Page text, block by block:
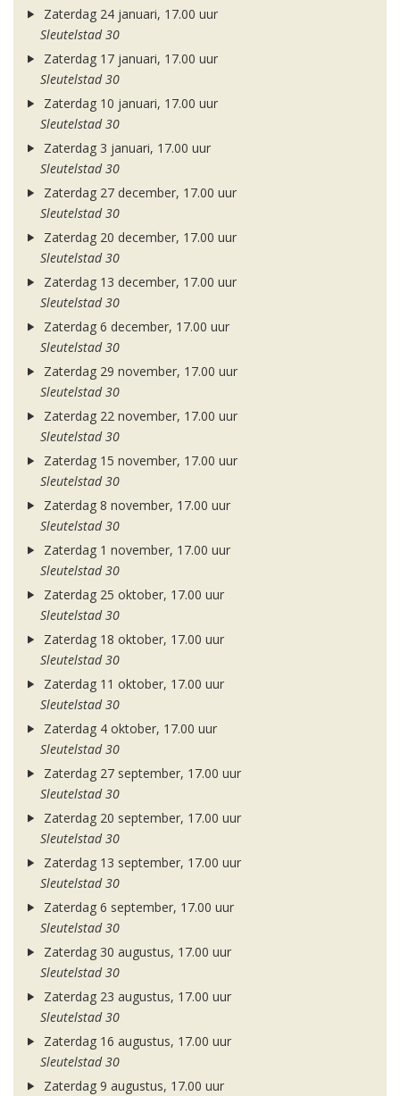
Zaterdag 24 januari, 17.00 uur
Sleutelstad 30
Zaterdag 17 januari, 17.00 uur
Sleutelstad 30
Zaterdag 10 januari, 17.00 uur
Sleutelstad 30
Zaterdag 3 januari, 17.00 uur
Sleutelstad 30
Zaterdag 27 december, 17.00 uur
Sleutelstad 30
Zaterdag 20 december, 17.00 uur
Sleutelstad 30
Zaterdag 13 december, 17.00 uur
Sleutelstad 30
Zaterdag 6 december, 17.00 uur
Sleutelstad 30
Zaterdag 29 november, 17.00 uur
Sleutelstad 30
Zaterdag 22 november, 17.00 uur
Sleutelstad 30
Zaterdag 15 november, 17.00 uur
Sleutelstad 30
Zaterdag 8 november, 17.00 uur
Sleutelstad 30
Zaterdag 1 november, 17.00 uur
Sleutelstad 30
Zaterdag 25 oktober, 17.00 uur
Sleutelstad 30
Zaterdag 18 oktober, 17.00 uur
Sleutelstad 30
Zaterdag 11 oktober, 17.00 uur
Sleutelstad 30
Zaterdag 4 oktober, 17.00 uur
Sleutelstad 30
Zaterdag 27 september, 17.00 uur
Sleutelstad 30
Zaterdag 20 september, 17.00 uur
Sleutelstad 30
Zaterdag 13 september, 17.00 uur
Sleutelstad 30
Zaterdag 6 september, 17.00 uur
Sleutelstad 30
Zaterdag 30 augustus, 17.00 uur
Sleutelstad 30
Zaterdag 23 augustus, 17.00 uur
Sleutelstad 30
Zaterdag 16 augustus, 17.00 uur
Sleutelstad 30
Zaterdag 9 augustus, 17.00 uur